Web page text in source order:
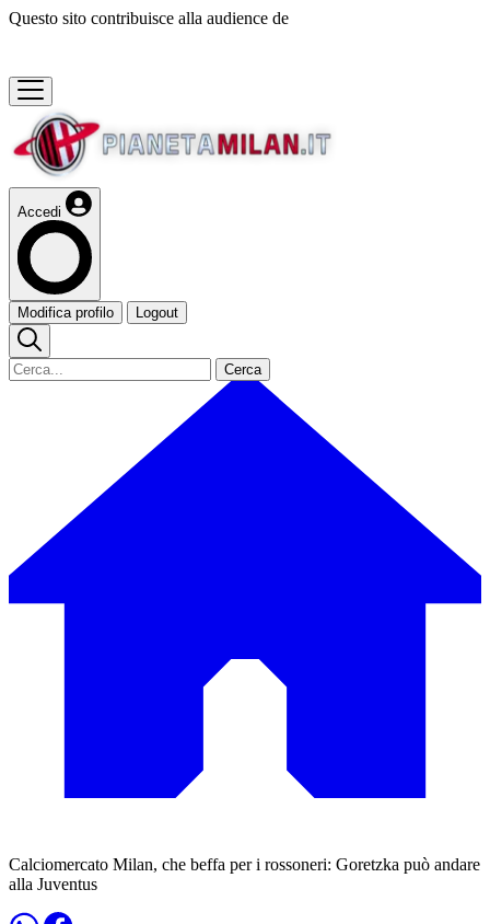
Questo sito contribuisce alla audience de
Accedi
Modifica profilo Logout
Cerca
Calciomercato Milan, che beffa per i rossoneri: Goretzka può andare
alla Juventus